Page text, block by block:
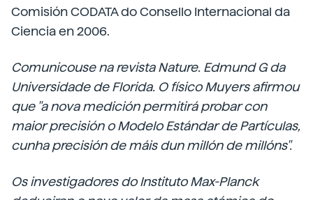
Comisión CODATA do Consello Internacional da
Ciencia en 2006.
Comunicouse na revista Nature. Edmund G da
Universidade de Florida. O físico Muyers afirmou
que "a nova medición permitirá probar con
maior precisión o Modelo Estándar de Partículas,
cunha precisión de máis dun millón de millóns".
Os investigadores do Instituto Max-Planck